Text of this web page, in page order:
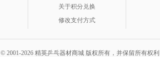
关于积分兑换
修改支付方式
© 2001-2026 精英乒乓器材商城 版权所有，并保留所有权